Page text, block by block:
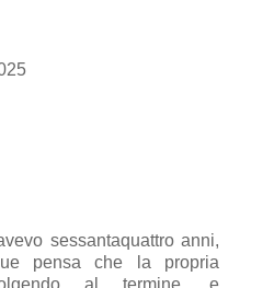
sessantaquattro anni,
pensa che la propria
al termine, e